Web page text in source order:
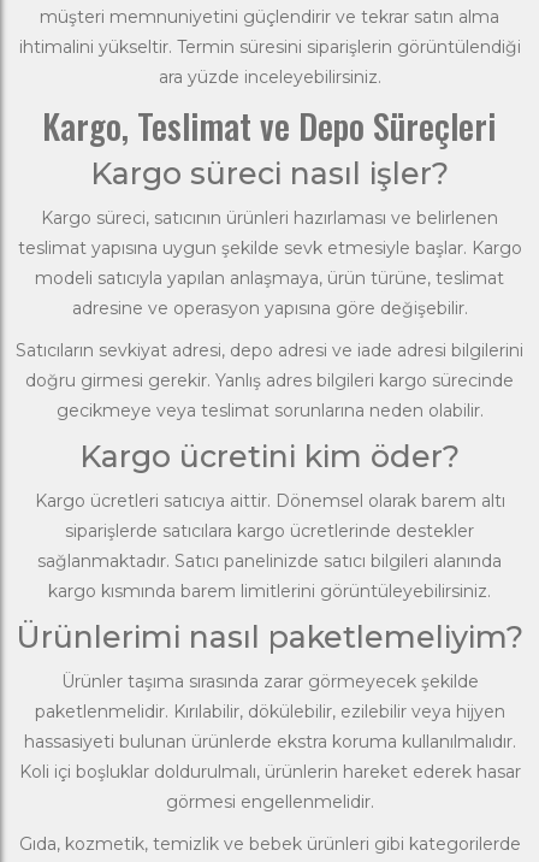
müşteri memnuniyetini güçlendirir ve tekrar satın alma
ihtimalini yükseltir. Termin süresini siparişlerin görüntülendiği
ara yüzde inceleyebilirsiniz.
Kargo, Teslimat ve Depo Süreçleri
Kargo süreci nasıl işler?
Kargo süreci, satıcının ürünleri hazırlaması ve belirlenen
teslimat yapısına uygun şekilde sevk etmesiyle başlar. Kargo
modeli satıcıyla yapılan anlaşmaya, ürün türüne, teslimat
adresine ve operasyon yapısına göre değişebilir.
Satıcıların sevkiyat adresi, depo adresi ve iade adresi bilgilerini
doğru girmesi gerekir. Yanlış adres bilgileri kargo sürecinde
gecikmeye veya teslimat sorunlarına neden olabilir.
Kargo ücretini kim öder?
Kargo ücretleri satıcıya aittir. Dönemsel olarak barem altı
siparişlerde satıcılara kargo ücretlerinde destekler
sağlanmaktadır. Satıcı panelinizde satıcı bilgileri alanında
kargo kısmında barem limitlerini görüntüleyebilirsiniz.
Ürünlerimi nasıl paketlemeliyim?
Ürünler taşıma sırasında zarar görmeyecek şekilde
paketlenmelidir. Kırılabilir, dökülebilir, ezilebilir veya hijyen
hassasiyeti bulunan ürünlerde ekstra koruma kullanılmalıdır.
Koli içi boşluklar doldurulmalı, ürünlerin hareket ederek hasar
görmesi engellenmelidir.
Gıda, kozmetik, temizlik ve bebek ürünleri gibi kategorilerde